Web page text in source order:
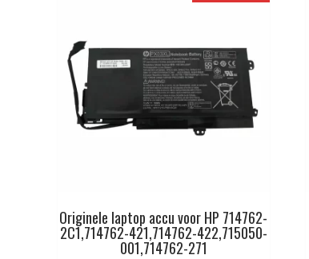
Originele laptop accu voor HP 714762-
2C1,714762-421,714762-422,715050-
001,714762-271